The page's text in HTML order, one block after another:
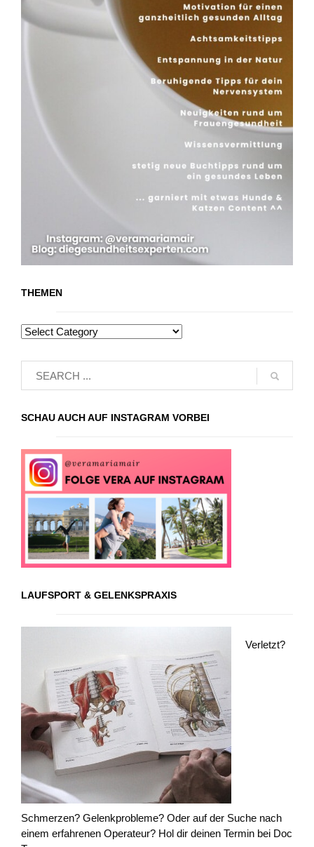
THEMEN
SCHAU AUCH AUF INSTAGRAM VORBEI
LAUFSPORT & GELENKSPRAXIS
Verletzt?
Schmerzen? Gelenkprobleme? Oder auf der Suche nach
einem erfahrenen Operateur? Hol dir deinen Termin bei Doc